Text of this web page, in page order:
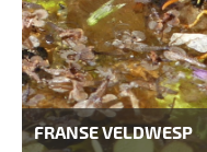
FRANSE VELDWESP